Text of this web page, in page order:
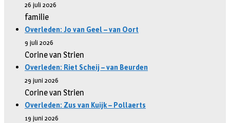
26 juli 2026
familie
Overleden: Jo van Geel – van Oort
9 juli 2026
Corine van Strien
Overleden: Riet Scheij – van Beurden
29 juni 2026
Corine van Strien
Overleden: Zus van Kuijk – Pollaerts
19 juni 2026